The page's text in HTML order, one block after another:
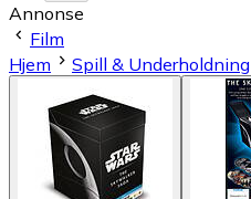
Annonse
Film
Hjem
Spill & Underholdning